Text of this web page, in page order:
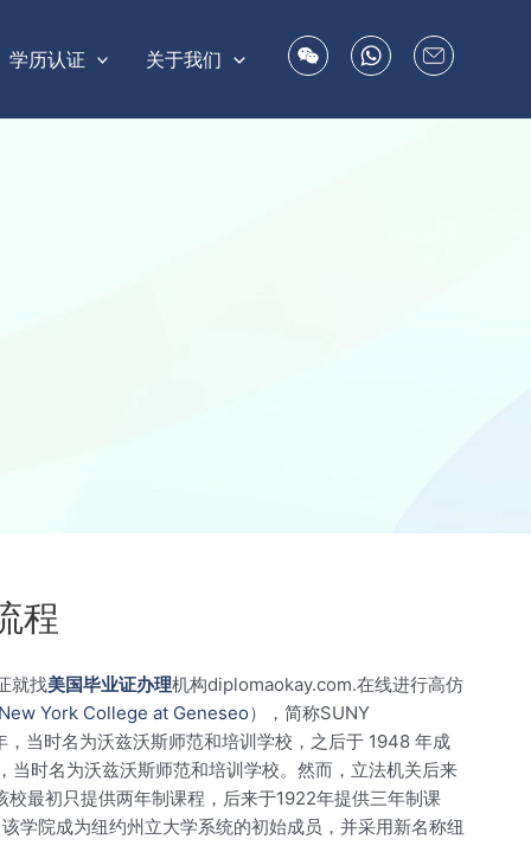
学历认证 关于我们
程
就找美国毕业证办理机构diplomaokay.com.在线进行高仿
York College at Geneseo），简称SUNY
当时名为沃兹沃斯师范和培训学校，之后于 1948 年成
时名为沃兹沃斯师范和培训学校。然而，立法机关后来
最初只提供两年制课程，后来于1922年提供三年制课
学院成为纽约州立大学系统的初始成员，并采用新名称纽